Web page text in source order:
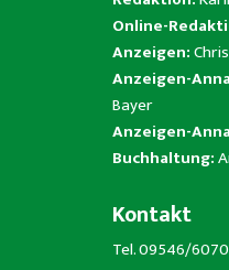
Online-
Anzeigen:
Anzeigen-
Bayer
Anzeigen-
Buchhaltung:
Kontakt
Tel. 09546/6070